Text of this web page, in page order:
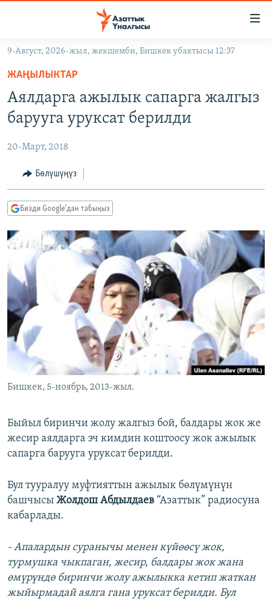
Навигацияга
өтүңүз
Издөөгө
салыңызКЫРГЫЗСТАН
ЭКОНОМИКА
МАДАНИЯТ
ДҮЙНӨ
БОРБОР АЗИЯ
УКРАИНА
АТАЙЫН ИЛИКТӨӨ
ТВ ПРОГРАММАЛАР
ЭКСПЕРТТЕР ТАЛДАЙТ
БИЗ ЖАНА ДҮЙНӨ
ДАНИСТЕ
ЭЖЕ-СИҢДИЛЕР
АЗАТТЫК+
ЫҢГАЙСЫЗ СУРООЛОР
ӨЗГӨЧӨ ПИКИР
Русский
ОНЛАЙН ШЕРИНЕ
ЭЕ/АРнун бардык сайттары
9-Август, 2026-жыл, жекшемби, Бишкек убактысы 12:37
ЖАҢЫЛЫКТАР
Аялдарга ажылык сапарга жалгыз
барууга уруксат берилди
20-Март, 2018
Бөлүшүңүз
Бизди Google'дан табыңыз
Бишкек, 5-ноябрь, 2013-жыл.
Быйыл биринчи жолу жалгыз бой, балдары жок же
жесир аялдарга эч кимдин коштоосу жок ажылык
сапарга барууга уруксат берилди.
Бул тууралуу муфтияттын ажылык бөлүмүнүн
башчысы Жолдош Абдылдаев “Азаттык” радиосуна
кабарлады.
- Апалардын суранычы менен күйөөсү жок,
турмушка чыкпаган, жесир, балдары жок жана
өмүрүндө биринчи жолу ажылыкка кетип жаткан
жыйырмадай аялга гана уруксат берилди. Бул